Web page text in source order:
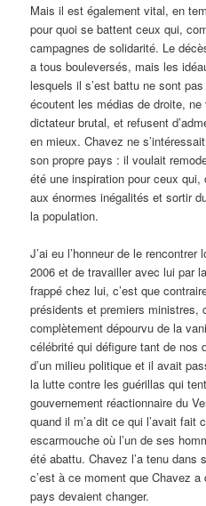
Mais il est également vital, en
pour quoi se battent ceux qui,
campagnes de solidarité. Le
a tous bouleversés, mais les
lesquels il s’est battu ne sont
écoutent les médias de droite, ne
dictateur brutal, et refusent
en mieux. Chavez ne
son propre pays : il voulait
été une inspiration pour ceux
aux énormes inégalités et sortir
la population.
J’ai eu l’honneur de le
2006 et de travailler avec lui par
frappé chez lui, c’est que
présidents et premiers ministres,
complètement dépourvu de la
célébrité qui défigure tant de nos
d’un milieu politique et il avait
la lutte contre les guérillas qui
gouvernement réactionnaire du
quand il m’a dit ce qui l’avait fait
escarmouche où l’un de ses
été abattu. Chavez l’a tenu dans
c’est à ce moment que Chavez
pays devaient changer.